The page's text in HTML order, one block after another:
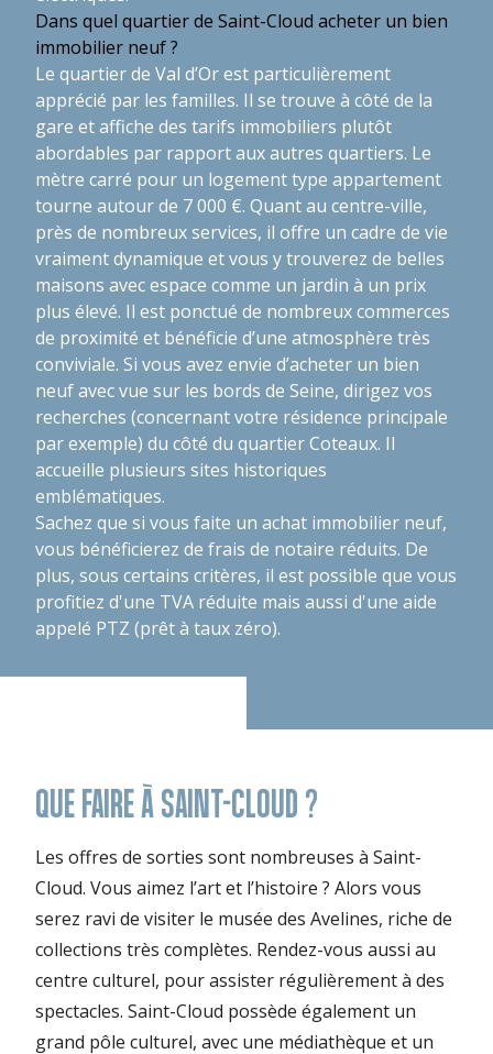
Dans quel quartier de Saint-Cloud acheter un bien
immobilier neuf ?
Le quartier de Val d’Or est particulièrement
apprécié par les familles. Il se trouve à côté de la
gare et affiche des tarifs immobiliers plutôt
abordables par rapport aux autres quartiers. Le
mètre carré pour un logement type appartement
tourne autour de 7 000 €. Quant au centre-ville,
près de nombreux services, il offre un cadre de vie
vraiment dynamique et vous y trouverez de belles
maisons avec espace comme un jardin à un prix
plus élevé. Il est ponctué de nombreux commerces
de proximité et bénéficie d’une atmosphère très
conviviale. Si vous avez envie d’acheter un bien
neuf avec vue sur les bords de Seine, dirigez vos
recherches (concernant votre résidence principale
par exemple) du côté du quartier Coteaux. Il
accueille plusieurs sites historiques
emblématiques.
Sachez que si vous faite un achat immobilier neuf,
vous bénéficierez de frais de notaire réduits. De
plus, sous certains critères, il est possible que vous
profitiez d'une TVA réduite mais aussi d'une aide
appelé PTZ (prêt à taux zéro).
QUE FAIRE À SAINT-CLOUD ?
Les offres de sorties sont nombreuses à Saint-
Cloud. Vous aimez l’art et l’histoire ? Alors vous
serez ravi de visiter le musée des Avelines, riche de
collections très complètes. Rendez-vous aussi au
centre culturel, pour assister régulièrement à des
spectacles. Saint-Cloud possède également un
grand pôle culturel, avec une médiathèque et un